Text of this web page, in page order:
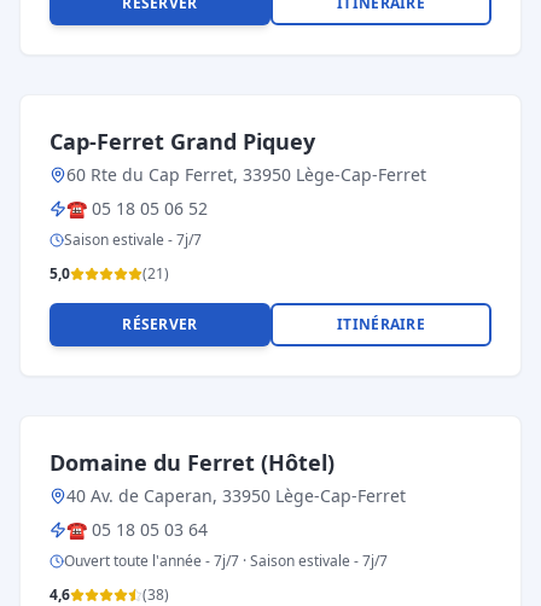
Cap-Ferret Grand Piquey
60 Rte du Cap Ferret, 33950 Lège-Cap-Ferret
☎ 05 18 05 06 52
Saison estivale - 7j/7
5,0
(21)
RÉSERVER ITINÉRAIRE
Domaine du Ferret (Hôtel)
40 Av. de Caperan, 33950 Lège-Cap-Ferret
☎ 05 18 05 03 64
Ouvert toute l'année - 7j/7 · Saison estivale - 7j/7
4,6
(38)